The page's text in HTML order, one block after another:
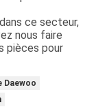
ce secteur,
nous faire
pièces pour
Daewoo